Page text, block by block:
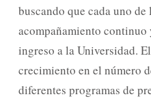
buscando que cada uno
acompañamiento
ingreso a la Universidad.
crecimiento en el número
diferentes programas de